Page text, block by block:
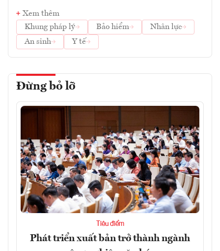
Xem thêm
Khung pháp lý
Bảo hiểm
Nhân lực
An sinh
Y tế
Đừng bỏ lỡ
Tiêu điểm
Phát triển xuất bản trở thành ngành